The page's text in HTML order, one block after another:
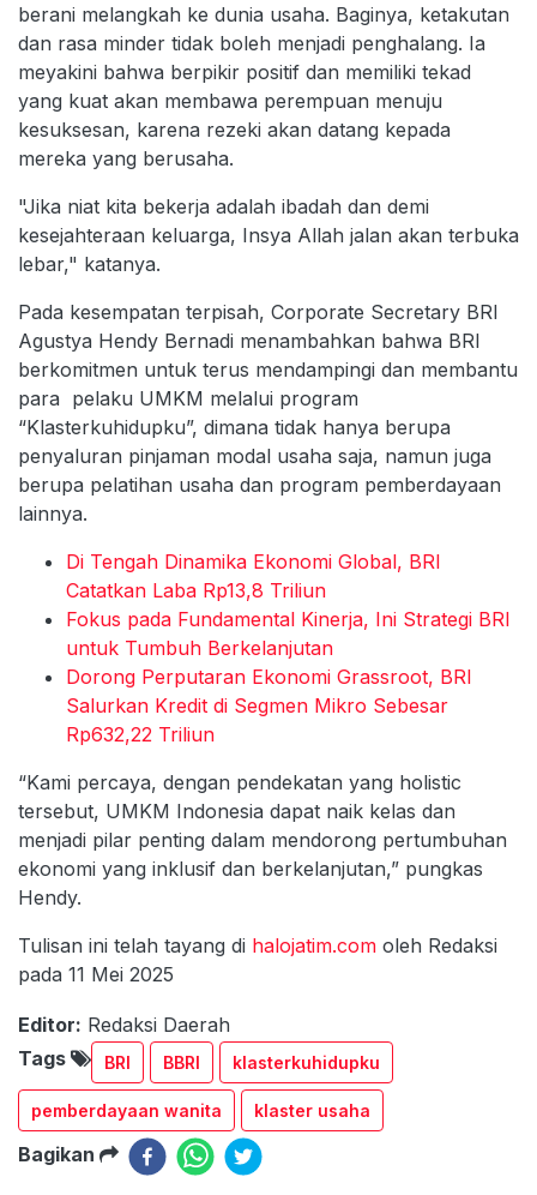
berani melangkah ke dunia usaha. Baginya, ketakutan
dan rasa minder tidak boleh menjadi penghalang. Ia
meyakini bahwa berpikir positif dan memiliki tekad
yang kuat akan membawa perempuan menuju
kesuksesan, karena rezeki akan datang kepada
mereka yang berusaha.
"Jika niat kita bekerja adalah ibadah dan demi
kesejahteraan keluarga, Insya Allah jalan akan terbuka
lebar," katanya.
Pada kesempatan terpisah, Corporate Secretary BRI
Agustya Hendy Bernadi menambahkan bahwa BRI
berkomitmen untuk terus mendampingi dan membantu
para pelaku UMKM melalui program
“Klasterkuhidupku”, dimana tidak hanya berupa
penyaluran pinjaman modal usaha saja, namun juga
berupa pelatihan usaha dan program pemberdayaan
lainnya.
Di Tengah Dinamika Ekonomi Global, BRI
Catatkan Laba Rp13,8 Triliun
Fokus pada Fundamental Kinerja, Ini Strategi BRI
untuk Tumbuh Berkelanjutan
Dorong Perputaran Ekonomi Grassroot, BRI
Salurkan Kredit di Segmen Mikro Sebesar
Rp632,22 Triliun
“Kami percaya, dengan pendekatan yang holistic
tersebut, UMKM Indonesia dapat naik kelas dan
menjadi pilar penting dalam mendorong pertumbuhan
ekonomi yang inklusif dan berkelanjutan,” pungkas
Hendy.
Tulisan ini telah tayang di halojatim.com oleh Redaksi
pada 11 Mei 2025
Editor: Redaksi Daerah
Tags
BRI BBRI klasterkuhidupku
pemberdayaan wanita klaster usaha
Bagikan